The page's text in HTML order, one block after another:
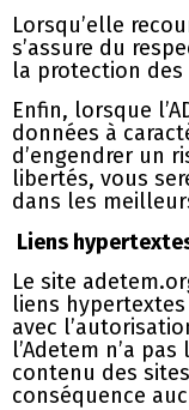
Lorsqu’elle
s’assure du
la protection des
Enfin, lorsque
données à
d’engendrer un
libertés, vous
dans les
Liens
Le site
liens
avec
l’Adetem n’a
contenu des
conséquence